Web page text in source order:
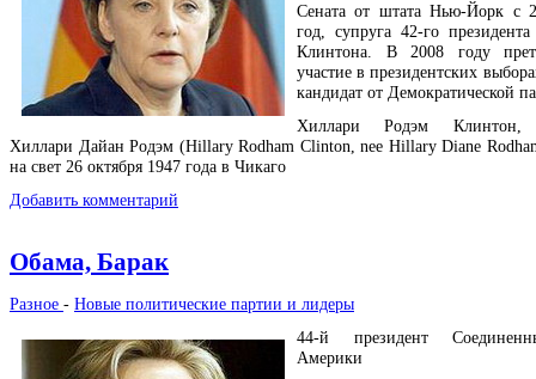
Сената от штата Нью-Йорк с
год, супруга 42-го
Клинтона. В 2008 году
участие в президентских
кандидат от Демократической
Хиллари Родэм Клинтон,
Хиллари Дайан Родэм (Hillary Rodham Clinton, nee Hillary Diane
на свет 26 октября 1947 года в Чикаго
Добавить комментарий
Обама, Барак
Разное - Новые политические партии и лидеры
44-й президент
Америки